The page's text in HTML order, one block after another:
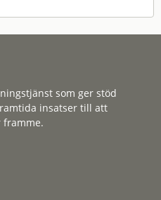
som ger stöd
insatser till att
framme.